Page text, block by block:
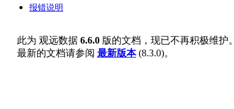
报错说明
此为 观远数据 6.6.0 版的文档，现已不再积极维护。
最新的文档请参阅 最新版本(8.3.0)。